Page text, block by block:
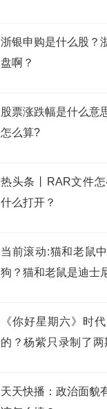
浙银申购是什么股？
盘啊？
股票涨跌幅是什么意
怎么算?
热头条丨RAR文件
什么打开？
当前滚动:猫和老鼠
狗？猫和老鼠是迪士
《你好星期六》时
的？杨紫只录制了
天天快播：政治面貌